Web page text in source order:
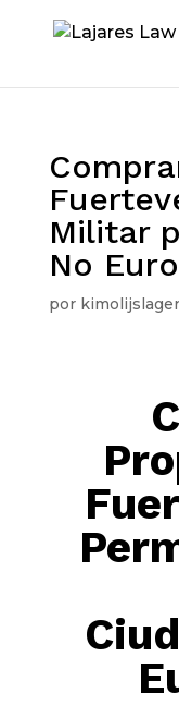
Militar
No
por kimolijslager